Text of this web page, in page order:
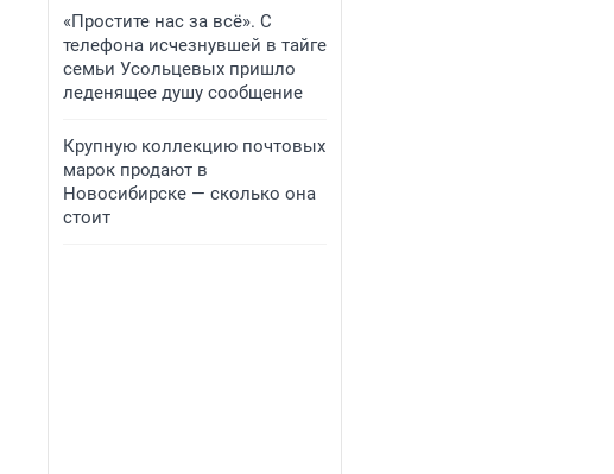
«Простите нас за всё». С
телефона исчезнувшей в тайге
семьи Усольцевых пришло
леденящее душу сообщение
Крупную коллекцию почтовых
марок продают в
Новосибирске — сколько она
стоит